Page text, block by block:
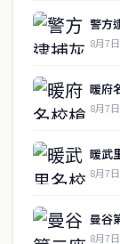
警方
8月7日
暖府
8月7日
暖武
8月7日
曼谷
8月7日
供即時、客觀、多
快速連結
即時
政治
綜合
歡迎來信洽詢合作